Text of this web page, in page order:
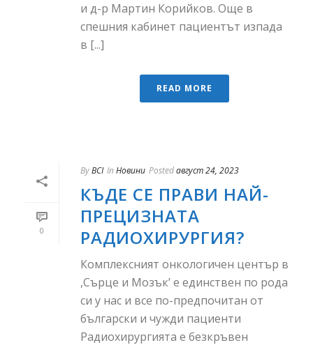
и д-р Мартин Корийков. Още в
спешния кабинет пациентът изпада
в [...]
READ MORE
0
ByBCI In Новини Postedавгуст 24, 2023
КЪДЕ СЕ ПРАВИ НАЙ-
ПРЕЦИЗНАТА
РАДИОХИРУРГИЯ?
Комплексният онкологичен център в
,Сърце и Мозък’ е единствен по рода
си у нас и все по-предпочитан от
български и чужди пациенти
Радиохирургията е безкръвен